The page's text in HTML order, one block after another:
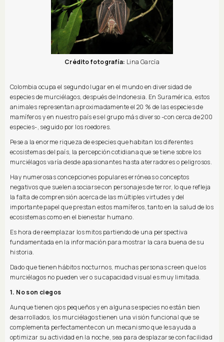
Crédito fotografía: Lina García
Colombia ocupa el segundo lugar en el mundo en diversidad de
especies de murciélagos, después de Indonesia. En Suramérica, estos
animales representan aproximadamente el 20 % de las especies de
mamíferos y en nuestro país es el grupo más diverso -con cerca de 200
especies-, seguido por los roedores.
Pese a la enorme riqueza de especies que habitan los diferentes
ecosistemas del país, la percepción cotidiana que se tiene sobre los
murciélagos varía desde apasionantes hasta aterradores o peligrosos.
Hay numerosas concepciones populares erróneas o conceptos
negativos que suelen asociarse con personajes de terror, lo que refleja
la falta de comprensión acerca de las múltiples virtudes y del
importante papel que prestan estos mamíferos, tanto en la salud de los
ecosistemas como en el bienestar humano.
Es hora de reemplazar los mitos partiendo de una perspectiva
fundamentada en la información para mostrar la cara buena de su
historia.
Dado que tienen hábitos nocturnos, muchas personas creen que los
murciélagos no pueden ver o su capacidad visual es muy limitada.
1. No son ciegos
Aunque tienen ojos pequeños y en algunas especies no están bien
desarrollados, los murciélagos tienen una visión funcional que se
complementa perfectamente con un mecanismo que les ayuda a
optimizar su actividad en la noche, sea para desplazarse con facilidad